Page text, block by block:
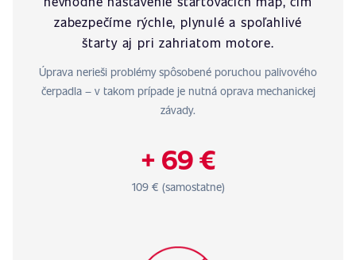
zabezpečíme rýchle, plynulé a spoľahlivé
štarty aj pri zahriatom motore.
Úprava nerieši problémy spôsobené poruchou palivového
čerpadla – v takom prípade je nutná oprava mechanickej
závady.
+ 69 €
109 € (samostatne)